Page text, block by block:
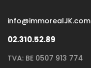
info@immorealJK.com
02.310.52.89
TVA: BE 0507 913 774